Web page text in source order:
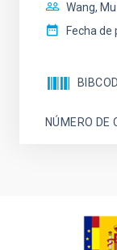
Wang,
Fecha de
NÚMERO DE